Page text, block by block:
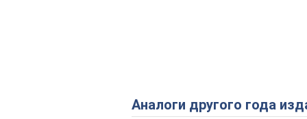
Аналоги другого года